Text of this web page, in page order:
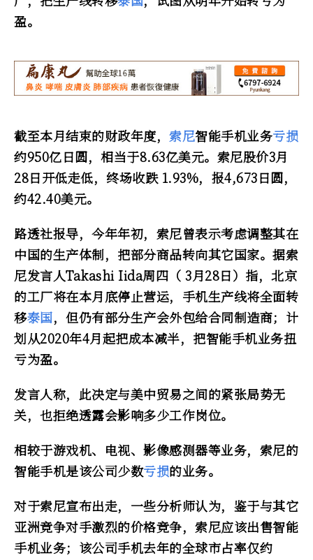
盈。
截至本月结束的财政年度， 索尼智能手机业务亏损
约950亿日圆，相当于8.63亿美元。索尼股价3月
28日开低走低，终场收跌 1.93%，报4,673日圆，
约42.40美元。
路透社报导，今年年初，索尼曾表示考虑调整其在
中国的生产体制，把部分商品转向其它国家。据索
尼发言人Takashi Iida周四（ 3月28日）指，北京
的工厂将在本月底停止营运，手机生产线将全面转
移泰国，但仍有部分生产会外包给合同制造商；计
划从2020年4月起把成本减半，把智能手机业务扭
亏为盈。
发言人称，此决定与美中贸易之间的紧张局势无
关，也拒绝透露会影响多少工作岗位。
相较于游戏机、电视、影像感测器等业务，索尼的
智能手机是该公司少数亏损的业务。
对于索尼宣布出走，一些分析师认为，鉴于与其它
亚洲竞争对手激烈的价格竞争，索尼应该出售智能
手机业务；该公司手机去年的全球市占率仅约